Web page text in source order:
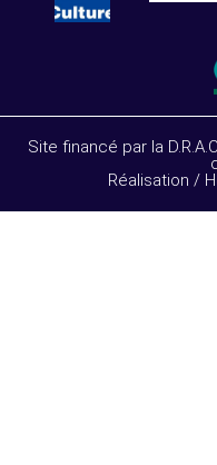
Site financé par la
Réalisation /